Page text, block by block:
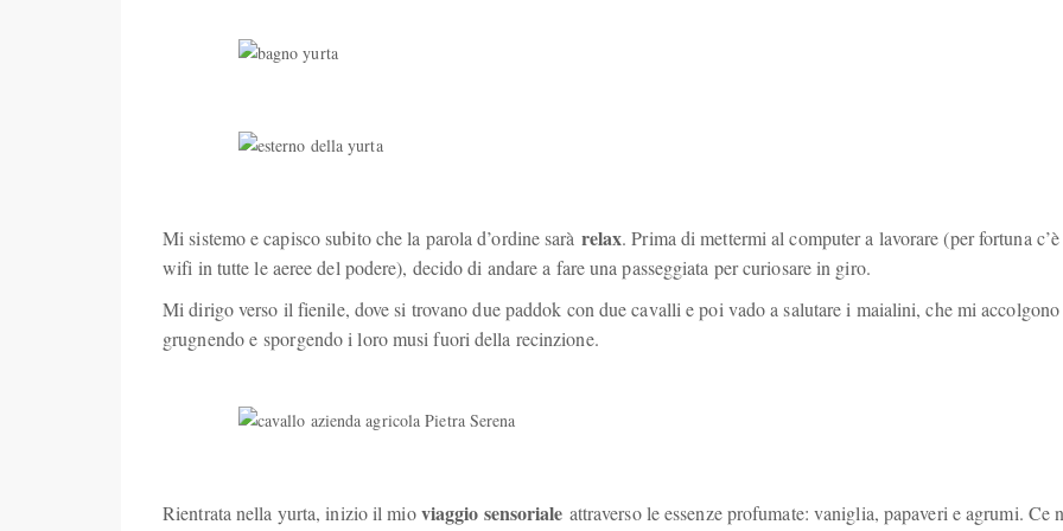
Mi sistemo e capisco subito che la parola d’ordine sarà relax. Prima di mettermi al computer a lavorare (per fortuna
wifi in tutte le aeree del podere), decido di andare a fare una passeggiata per curiosare in giro.
Mi dirigo verso il fienile, dove si trovano due paddok con due cavalli e poi vado a salutare i maialini, che mi accolgono
grugnendo e sporgendo i loro musi fuori della recinzione.
Rientrata nella yurta, inizio il mioviaggio sensoriale attraverso le essenze profumate: vaniglia, papaveri e agrumi. Ce